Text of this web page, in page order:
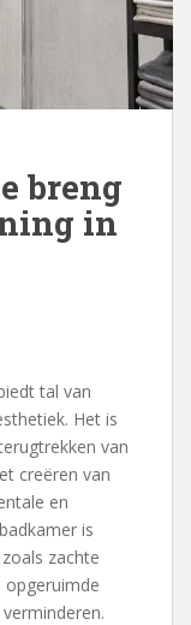
breng
in
tal van
Het is
van
creëren van
en
is
zachte